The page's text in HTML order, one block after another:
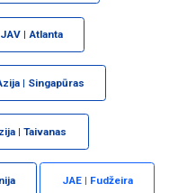
JAV | Atlanta
| Singapūras
| Taivanas
JAE | Fudžeira